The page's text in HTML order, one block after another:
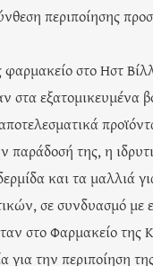
περιποίησης
στο Ηστ
στα εξατομικευμένα
της, η
και τα μαλλιά
σε συνδυασμό με
στο Φαρμακείο της
την περιποίηση